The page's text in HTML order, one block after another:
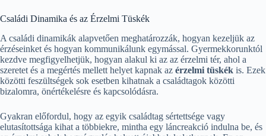
Családi Dinamika és az Érzelmi Tüskék
A családi dinamikák alapvetően meghatározzák, hogyan kezeljük az
érzéseinket és hogyan kommunikálunk egymással. Gyermekkorunktól
kezdve megfigyelhetjük, hogyan alakul ki az az érzelmi tér, ahol a
szeretet és a megértés mellett helyet kapnak az érzelmi tüskék is. Ezek
közötti feszültségek sok esetben kihatnak a családtagok közötti
bizalomra, önértékelésre és kapcsolódásra.
Gyakran előfordul, hogy az egyik családtag sértettsége vagy
elutasítottsága kihat a többiekre, mintha egy láncreakció indulna be, és